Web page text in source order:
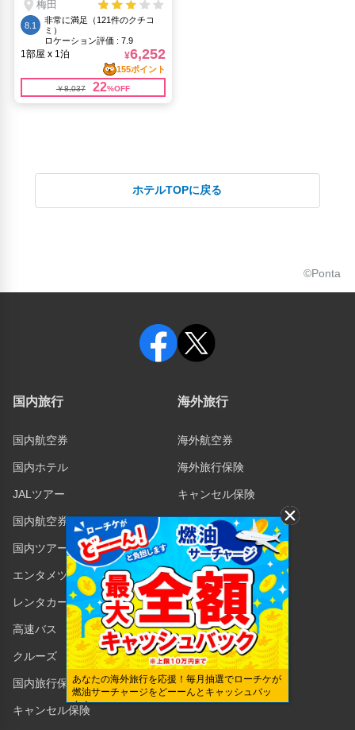
ホテルTOPに戻る
©Ponta
国内旅行
国内航空券
国内ホテル
JALツアー
国内航空券＋ホテル
国内ツアー
エンタメツアー
レンタカー
高速バス
クルーズ
国内旅行保険
キャンセル保険
海外旅行
海外航空券
海外旅行保険
キャンセル保険
あなたの海外旅行を応援！毎月抽選でローチケが
燃油サーチャージをどーーんとキャッシュバッ
ク！